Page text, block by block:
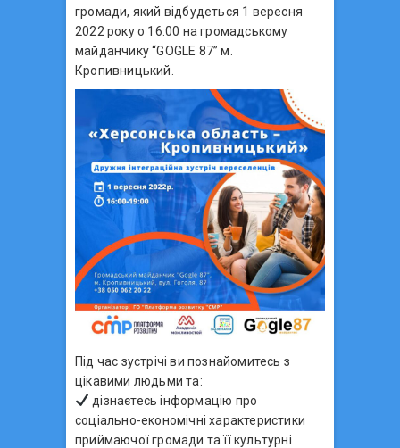
громади, який відбудеться 1 вересня
2022 року о 16:00 на громадському
майданчику “GOGLE 87” м.
Кропивницький.
Під час зустрічі ви познайомитесь з
цікавими людьми та:
дізнаєтесь інформацію про
соціально-економічні характеристики
приймаючої громади та її культурні